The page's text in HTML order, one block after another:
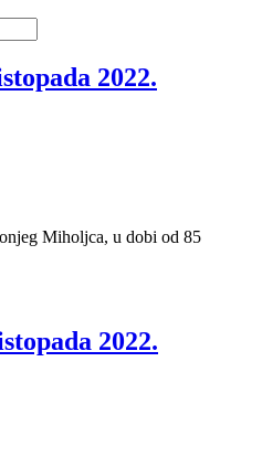
2022.
Miholjca, u dobi od 85
2022.